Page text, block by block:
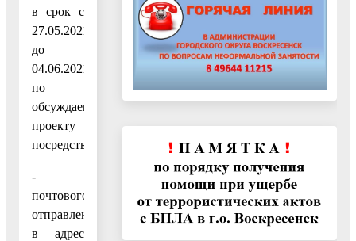
в срок с
27.05.2021
до
04.06.2021
по
обсуждаемому
проекту
посредством:
-
почтового
отправления
в адрес